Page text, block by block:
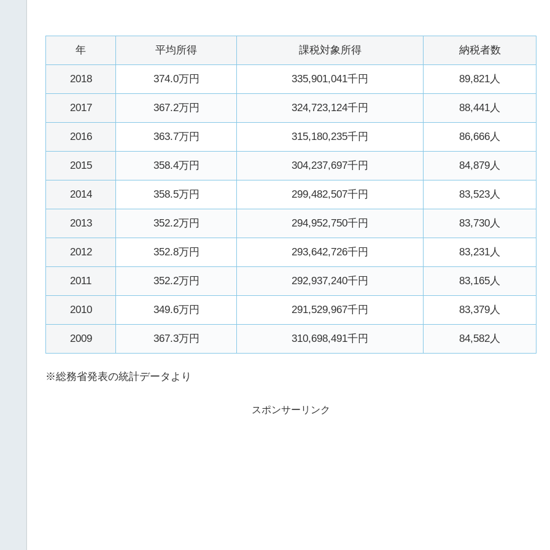
年 平均所得 課税対象所得 納税者数
2018 374.0万円 335,901,041千円 89,821人
2017 367.2万円 324,723,124千円 88,441人
2016 363.7万円 315,180,235千円 86,666人
2015 358.4万円 304,237,697千円 84,879人
2014 358.5万円 299,482,507千円 83,523人
2013 352.2万円 294,952,750千円 83,730人
2012 352.8万円 293,642,726千円 83,231人
2011 352.2万円 292,937,240千円 83,165人
2010 349.6万円 291,529,967千円 83,379人
2009 367.3万円 310,698,491千円 84,582人
※総務省発表の統計データより
スポンサーリンク